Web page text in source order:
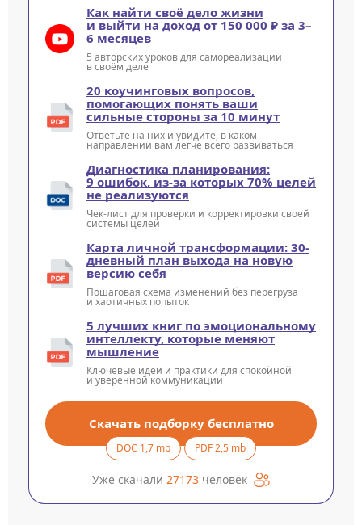
Как найти своё дело жизни
и выйти на доход от 150 000 ₽ за 3–
6 месяцев
5 авторских уроков для самореализации
в своём деле
20 коучинговых вопросов,
помогающих понять ваши
сильные стороны за 10 минут
Ответьте на них и увидите, в каком
направлении вам легче всего развиваться
Диагностика планирования:
9 ошибок, из-за которых 70% целей
не реализуются
Чек-лист для проверки и корректировки своей
системы целей
Карта личной трансформации: 30-
дневный план выхода на новую
версию себя
Пошаговая схема изменений без перегруза
и хаотичных попыток
5 лучших книг по эмоциональному
интеллекту, которые меняют
мышление
Ключевые идеи и практики для спокойной
и уверенной коммуникации
Скачать подборку бесплатно
DOC 1,7 mb PDF 2,5 mb
Уже скачали 27173 человек